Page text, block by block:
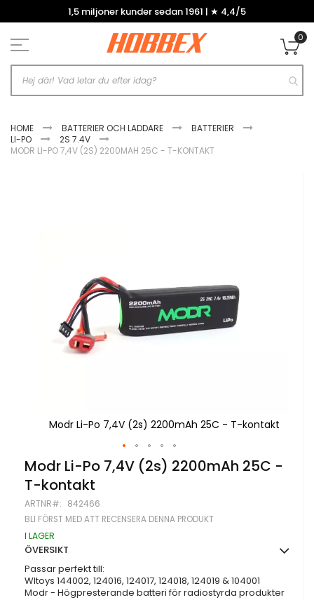
Hoppa
1,5 miljoner kunder sedan 1961 | ★ 4,4/5
0
HOME BATTERIER OCH LADDARE
BATTERIER
LI-PO
2S 7.4V
MODR LI-PO 7,4V (2S) 2200MAH 25C - T-KONTAKT
Modr Li-Po 7,4V (2s) 2200mAh 25C - T-kontakt
Hoppa
till
början
av
bildgalleriet
Modr Li-Po 7,4V (2s) 2200mAh 25C -
T-kontakt
ARTNR 842466
BLI FÖRST MED ATT RECENSERA DENNA PRODUKT
I LAGER
ÖVERSIKT
Passar perfekt till:
Wltoys 144002, 124016, 124017, 124018, 124019 & 104001
Modr - Högpresterande batteri för radiostyrda produkter